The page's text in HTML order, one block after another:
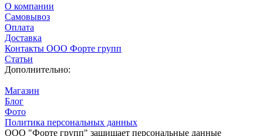
DataSafe HX аккумуляторы
Напряжение - 6В и 12В;
Диапазон емкости - 5-196 Ач (23-780 Вт/эл-т);
Система - герметизированная (AGM);
Аккумуляторы EnerSys PowerSafe SBS
О компании
Самовывоз
Оплата
Доставка
Контакты ООО Форте групп
Статьи
Дополнительно:
Магазин
Блог
Фото
Политика персональных данных
ООО "Форте групп" защищает персональные данные